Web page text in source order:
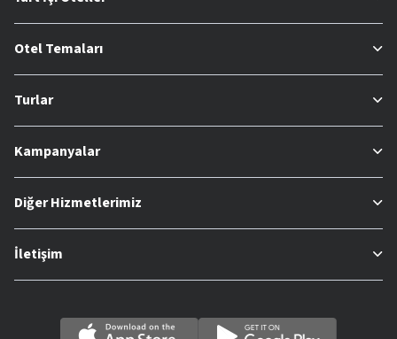
Otel Temaları
Turlar
Kampanyalar
Diğer Hizmetlerimiz
İletişim